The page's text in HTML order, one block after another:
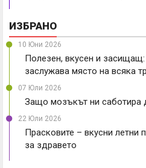
ИЗБРАНО
10 Юни 2026
Полезен, вкусен и
заслужава място на всяка
07 Юли 2026
Защо мозъкът ни саботира
22 Юли 2026
Прасковите – вкусни летни
за здравето